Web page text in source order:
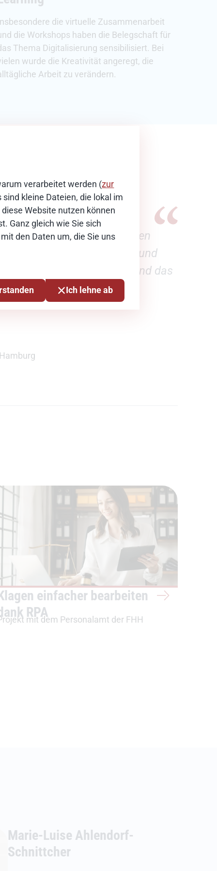
verarbeitet werden (zur
kleine Dateien, die lokal im
Website nutzen können
Ganz gleich wie Sie sich
den Daten um, die Sie uns
Ich lehne ab
die virtuelle Zusammenarbeit
die Workshops haben die Belegschaft für
Thema Digitalisierung sensibilisiert. Bei
wurde die Kreativität angeregt, die
Arbeit zu verändern.
der externen Berater*innen
Die gute methodische und
hat uns sehr geholfen und das
einfacher bearbeiten
RPA
mit dem Personalamt der FHH
Marie-Luise Ahlendorf-
Schnittcher